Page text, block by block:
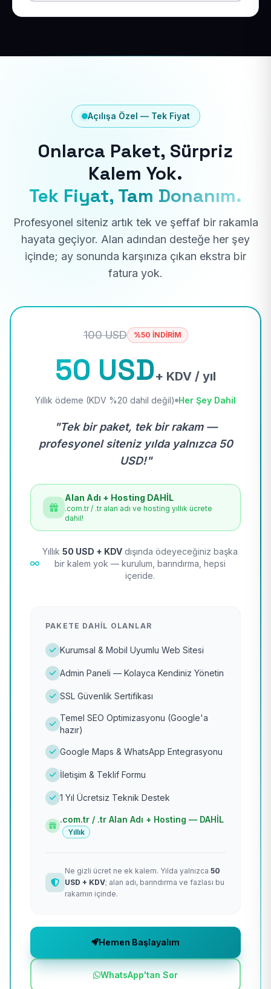
Açılışa Özel — Tek Fiyat
Onlarca Paket, Sürpriz
Kalem Yok.
Tek Fiyat, Tam Donanım.
Profesyonel siteniz artık tek ve şeffaf bir rakamla
hayata geçiyor. Alan adından desteğe her şey
içinde; ay sonunda karşınıza çıkan ekstra bir
fatura yok.
100 USD %50 İNDİRİM
50 USD+ KDV / yıl
Yıllık ödeme (KDV %20 dahil değil) Her Şey Dahil
"Tek bir paket, tek bir rakam —
profesyonel siteniz yılda yalnızca 50
USD!"
Alan Adı + Hosting DAHİL
.com.tr / .tr alan adı ve hosting yıllık ücrete
dahil!
Yıllık 50 USD + KDV dışında ödeyeceğiniz başka
bir kalem yok — kurulum, barındırma, hepsi
içeride.
PAKETE DAHIL OLANLAR
Kurumsal & Mobil Uyumlu Web Sitesi
Admin Paneli — Kolayca Kendiniz Yönetin
SSL Güvenlik Sertifikası
Temel SEO Optimizasyonu (Google'a
hazır)
Google Maps & WhatsApp Entegrasyonu
İletişim & Teklif Formu
1 Yıl Ücretsiz Teknik Destek
.com.tr / .tr Alan Adı + Hosting — DAHİL
Yıllık
Ne gizli ücret ne ek kalem. Yılda yalnızca 50
USD + KDV; alan adı, barındırma ve fazlası bu
rakamın içinde.
Hemen Başlayalım
WhatsApp'tan Sor